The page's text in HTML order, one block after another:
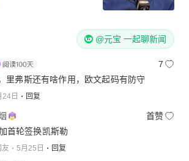
@元宝 一起聊新闻
7
里弗斯还有啥作用，欧文起码有防守
24日 回复
首赞
首轮签换凯斯勒
友 5月25日 回复